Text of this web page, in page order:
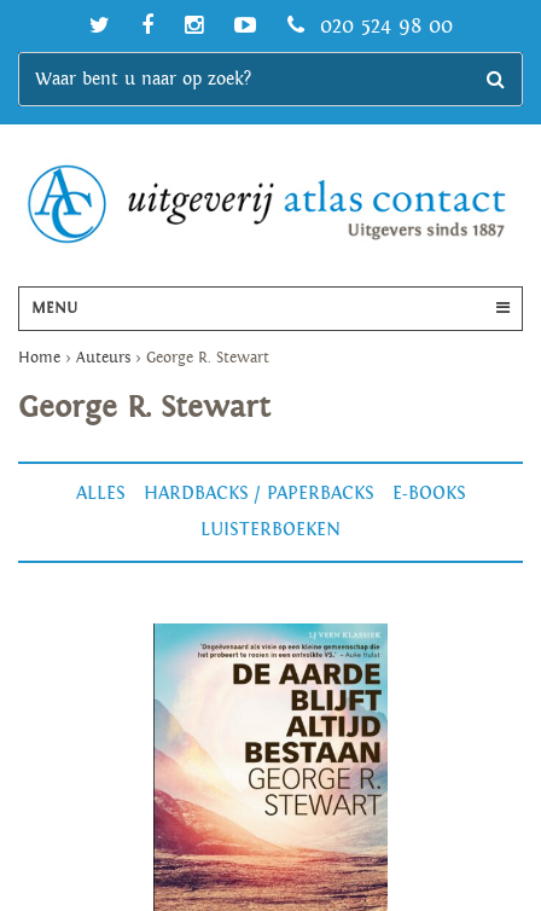
020 524 98 00
MENU
Home > Auteurs > George R. Stewart
George R. Stewart
ALLES HARDBACKS / PAPERBACKS
E-BOOKS
LUISTERBOEKEN